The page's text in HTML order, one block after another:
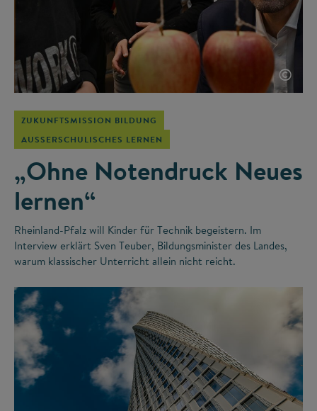
©
ZUKUNFTSMISSION BILDUNG
AUSSERSCHULISCHES LERNEN
„Ohne Notendruck Neues
lernen“
Rheinland-Pfalz will Kinder für Technik begeistern. Im
Interview erklärt Sven Teuber, Bildungsminister des Landes,
warum klassischer Unterricht allein nicht reicht.